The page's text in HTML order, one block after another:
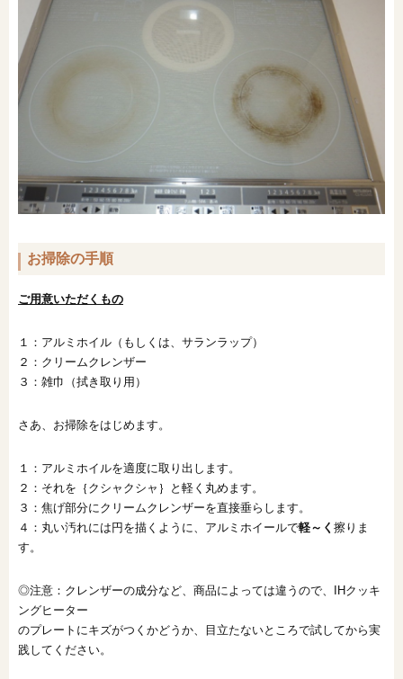
お掃除の手順
ご用意いただくもの
１：アルミホイル（もしくは、サランラップ）
２：クリームクレンザー
３：雑巾（拭き取り用）
さあ、お掃除をはじめます。
１：アルミホイルを適度に取り出します。
２：それを｛クシャクシャ｝と軽く丸めます。
３：焦げ部分にクリームクレンザーを直接垂らします。
４：丸い汚れには円を描くように、アルミホイールで軽～く 擦りま
す。
◎注意：クレンザーの成分など、商品によっては違うので、IHクッキ
ングヒーター
のプレートにキズがつくかどうか、目立たないところで試してから実
践してください。